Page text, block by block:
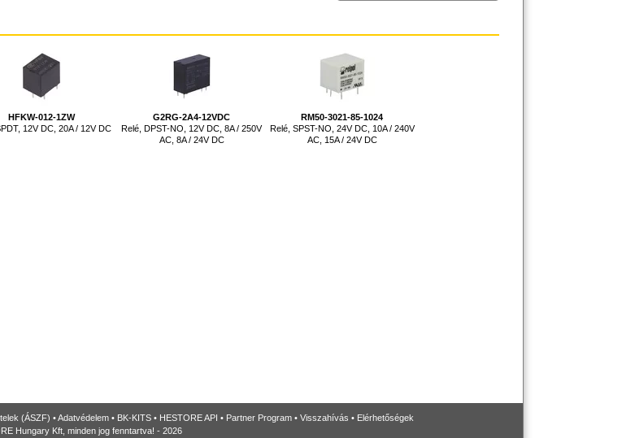
HFKW-012-1ZW
12V DC, 20A / 12V DC
G2RG-2A4-12VDC
Relé, DPST-NO, 12V DC, 8A / 250V
AC, 8A / 24V DC
RM50-3021-85-1024
Relé, SPST-NO, 24V DC, 10A / 240V
AC, 15A / 24V DC
(ÁSZF) •Adatvédelem • BK-KITS • HESTORE API • Partner Program • Visszahívás • Elérhetőségek
Hungary Kft, minden jog fenntartva! - 2026